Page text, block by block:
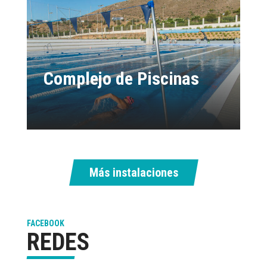
Complejo de Piscinas
Más instalaciones
FACEBOOK
REDES